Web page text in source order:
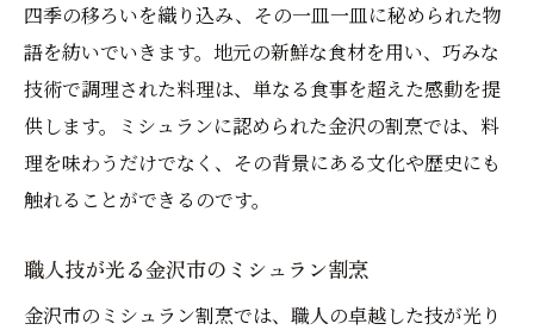
和食の芸術性を堪能する金沢市ミシュラン割烹
の旅
金沢市で巡る和食の芸術体験
金沢市の割烹で出会う和食アート
ン体験
芸術作品としての和食を楽しむ金沢市の割
四季の移ろいを織り込み、その一皿一皿に秘められた物
語を紡いでいきます。地元の新鮮な食材を用い、巧みな
技術で調理された料理は、単なる食事を超えた感動を提
供します。ミシュランに認められた金沢の割烹では、料
理を味わうだけでなく、その背景にある文化や歴史にも
触れることができるのです。
職人技が光る金沢市のミシュラン割烹
金沢市のミシュラン割烹では、職人の卓越した技が光り